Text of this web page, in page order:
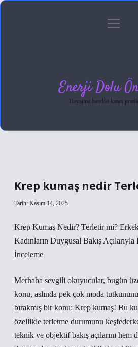
Gizlilik Politikası
menüyü
Enerji Dolu
Hayatına hareket katan
Krep kumaş nedir
Tarih: Kasım 14, 2025
Krep Kumaş Nedir? Terletir mi?
Kadınların Duygusal Bakış
İnceleme
Merhaba sevgili okuyucular, bugün
konu, aslında pek çok moda
bırakmış bir konu: Krep kumaş! Bu
özellikle terletme durumunu
teknik ve objektif bakış açılarını hem